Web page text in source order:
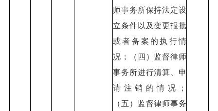
师事务所保持法定设
立条件以及变更报批
或者备案的执行情
况；（四）监督律师
事务所进行清算、申
请注销的情况；
（五）监督律师事务